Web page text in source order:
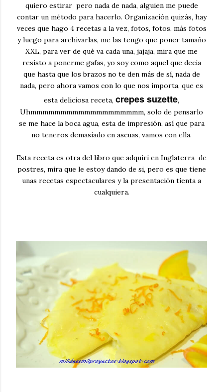
quiero estirar pero nada de nada, alguien me puede
contar un método para hacerlo. Organización quizás, hay
veces que hago 4 recetas a la vez, fotos, fotos, más fotos
y luego para archivarlas, me las tengo que poner tamaño
XXL, para ver de qué va cada una, jajaja, mira que me
resisto a ponerme gafas, yo soy como aquel que decía
que hasta que los brazos no te den más de sí, nada de
nada, pero ahora vamos con lo que nos importa, que es
esta deliciosa receta, crepes suzette,
Uhmmmmmmmmmmmmmmmmmmm, solo de pensarlo
se me hace la boca agua, esta de impresión, así que para
no teneros demasiado en ascuas, vamos con ella.
Esta receta es otra del libro que adquirí en Inglaterra de
postres, mira que le estoy dando de si, pero es que tiene
unas recetas espectaculares y la presentación tienta a
cualquiera.